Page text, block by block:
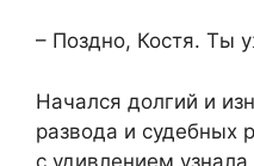
​– Поздно, Костя. Ты
​Начался долгий и
развода и судебных
с удивлением